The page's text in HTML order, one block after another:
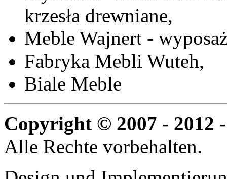
krzesła drewniane,
Meble Wajnert -
Fabryka Mebli Wuteh,
Biale Meble
Copyright © 2007 - 2012
Alle Rechte vorbehalten.